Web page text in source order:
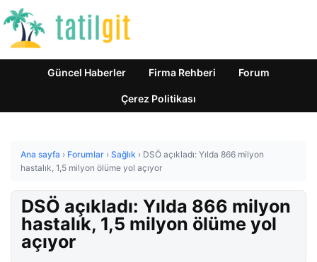
Güncel Haberler Firma Rehberi Forum
Çerez Politikası
Ana sayfa › Forumlar › Sağlık › DSÖ açıkladı: Yılda 866 milyon
hastalık, 1,5 milyon ölüme yol açıyor
DSÖ açıkladı: Yılda 866 milyon
hastalık, 1,5 milyon ölüme yol
açıyor